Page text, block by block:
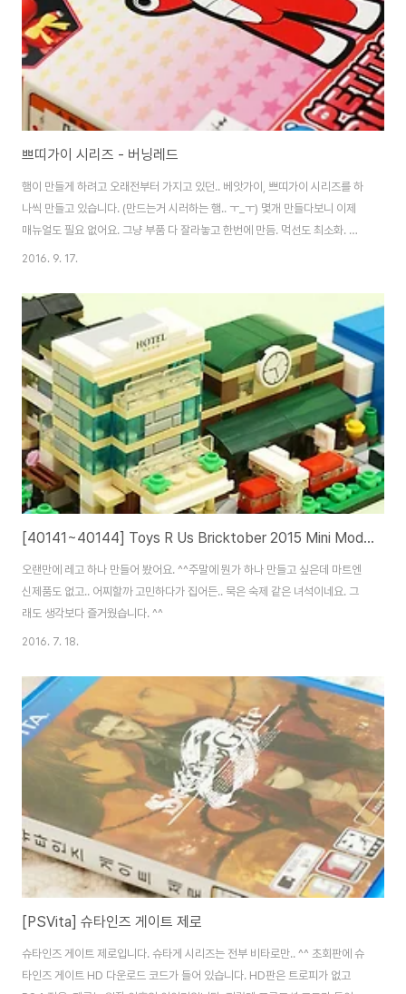
쁘띠가이 시리즈 - 버닝레드
햄이 만들게 하려고 오래전부터 가지고 있던.. 베앗가이, 쁘띠가이 시리즈를 하
나씩 만들고 있습니다. (만드는거 시러하는 햄.. ㅜ_ㅜ) 몇개 만들다보니 이제
매뉴얼도 필요 없어요. 그냥 부품 다 잘라놓고 한번에 만듬. 먹선도 최소화. 눈
만 그림 ㅋ 세마리째인데.. 만들지는 않는 햄양이 갑자기 꽂히셔서.. 나머지도
는지.. 못구함. ㅜ_ㅜ 줄줄히 서 있는 모습을 조만간 구경하게 될 것 같습니다.
ㅎㅎ
2016. 9. 17.
[40141~40144] Toys R Us Bricktober 2015 Mini Modular
오랜만에 레고 하나 만들어 봤어요. ^^주말에 뭔가 하나 만들고 싶은데 마트엔
신제품도 없고.. 어찌할까 고민하다가 집어든.. 묵은 숙제 같은 녀석이네요. 그
래도 생각보다 즐거웠습니다. ^^
2016. 7. 18.
[PSVita] 슈타인즈 게이트 제로
슈타인즈 게이트 제로입니다. 슈타게 시리즈는 전부 비타로만.. ^^ 초회판에 슈
타인즈 게이트 HD 다운로드 코드가 들어 있습니다. HD판은 트로피가 없고